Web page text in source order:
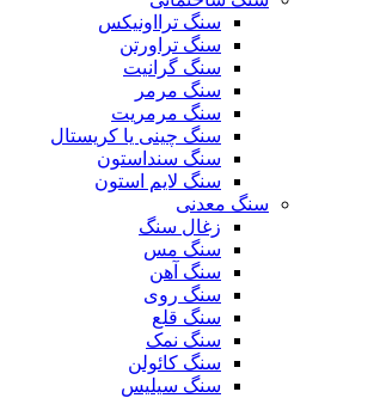
سنگ ترااونیکس
سنگ تراورتن
سنگ گرانیت
سنگ مرمر
سنگ مرمریت
سنگ چینی یا کریستال
سنگ سنداستون
سنگ لایم استون
سنگ معدنی
زغال سنگ
سنگ مس
سنگ آهن
سنگ روی
سنگ قلع
سنگ نمک
سنگ کائولن
سنگ سیلیس